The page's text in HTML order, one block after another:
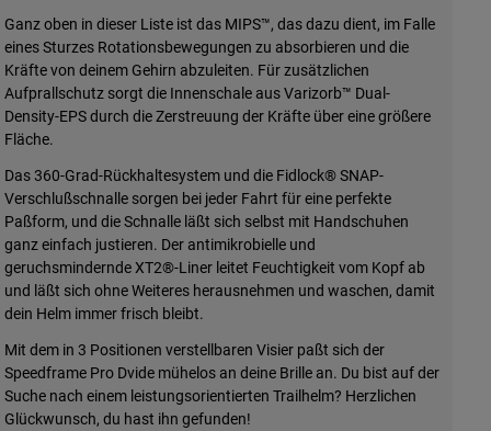
Ganz oben in dieser Liste ist das MIPS™, das dazu dient, im Falle
eines Sturzes Rotationsbewegungen zu absorbieren und die
Kräfte von deinem Gehirn abzuleiten. Für zusätzlichen
Aufprallschutz sorgt die Innenschale aus Varizorb™ Dual-
Density-EPS durch die Zerstreuung der Kräfte über eine größere
Fläche.
Das 360-Grad-Rückhaltesystem und die Fidlock® SNAP-
Verschlußschnalle sorgen bei jeder Fahrt für eine perfekte
Paßform, und die Schnalle läßt sich selbst mit Handschuhen
ganz einfach justieren. Der antimikrobielle und
geruchsmindernde XT2®-Liner leitet Feuchtigkeit vom Kopf ab
und läßt sich ohne Weiteres herausnehmen und waschen, damit
dein Helm immer frisch bleibt.
Mit dem in 3 Positionen verstellbaren Visier paßt sich der
Speedframe Pro Dvide mühelos an deine Brille an. Du bist auf der
Suche nach einem leistungsorientierten Trailhelm? Herzlichen
Glückwunsch, du hast ihn gefunden!